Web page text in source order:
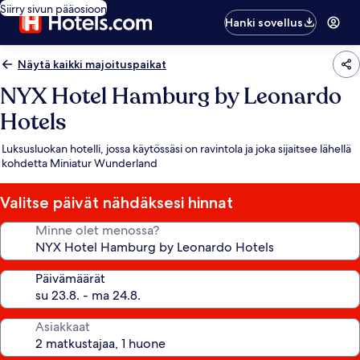
Siirry sivun pääosioon
Hanki sovellus
Näytä kaikki majoituspaikat
NYX Hotel Hamburg by Leonardo
Hotels
Luksusluokan hotelli, jossa käytössäsi on ravintola ja joka sijaitsee lähellä
kohdetta Miniatur Wunderland
Valitse päivät nähdäksesi hinnat
Minne olet menossa?
Päivämäärät
Asiakkaat